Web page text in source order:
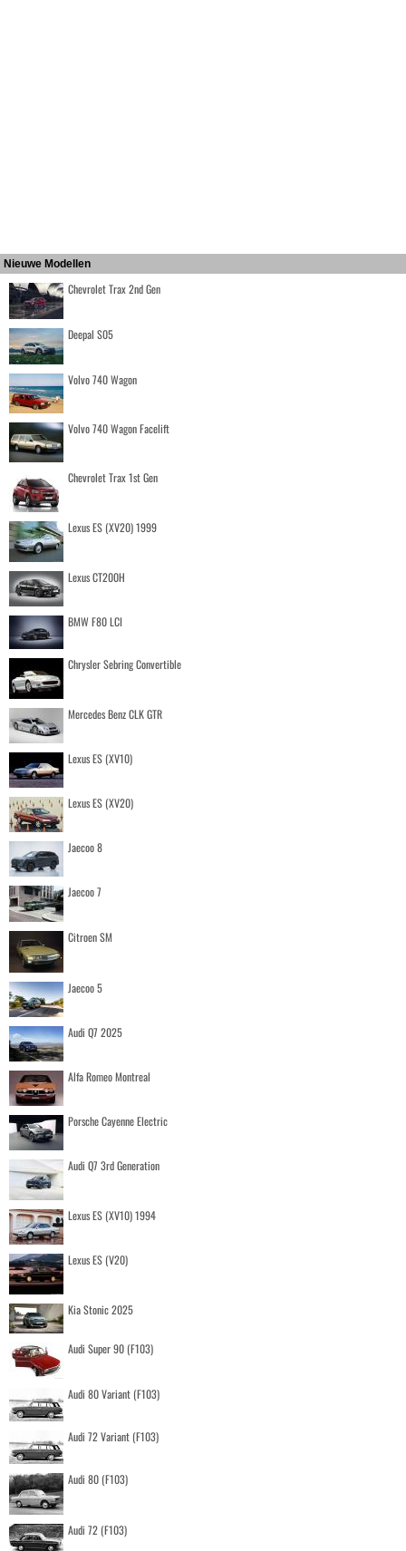
Nieuwe Modellen
Chevrolet Trax 2nd Gen
Deepal S05
Volvo 740 Wagon
Volvo 740 Wagon Facelift
Chevrolet Trax 1st Gen
Lexus ES (XV20) 1999
Lexus CT200H
BMW F80 LCI
Chrysler Sebring Convertible
Mercedes Benz CLK GTR
Lexus ES (XV10)
Lexus ES (XV20)
Jaecoo 8
Jaecoo 7
Citroen SM
Jaecoo 5
Audi Q7 2025
Alfa Romeo Montreal
Porsche Cayenne Electric
Audi Q7 3rd Generation
Lexus ES (XV10) 1994
Lexus ES (V20)
Kia Stonic 2025
Audi Super 90 (F103)
Audi 80 Variant (F103)
Audi 72 Variant (F103)
Audi 80 (F103)
Audi 72 (F103)